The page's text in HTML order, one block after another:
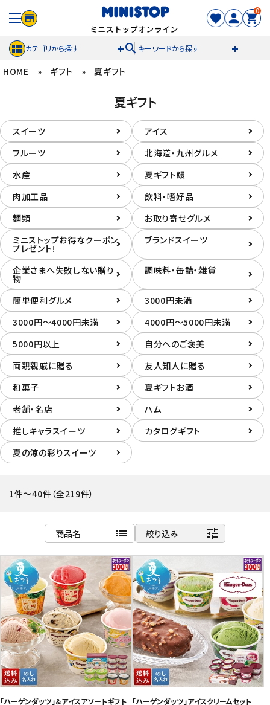
0
カテゴリから探す search キーワードから探す
ACCOUNT MENU
meeting_room person
セール商品
カテゴリから探す
冷凍食品
スイーツ
お菓子
飲料
酒類
日用品
ギフト
セール
フードロス
ご利用ガイド
お問い合わせ
特定商取引法表示について
プライバシーポリシー
利用規約
会社概要
HOME » ギフト » 夏ギフト
夏ギフト
スイーツ
アイス
フルーツ
北海道・九州グルメ
水産
夏ギフト鰻
肉加工品
飲料・嗜好品
麺類
お取り寄せグルメ
ミニストップお得なクーポン
プレゼント!
ブランドスイーツ
企業さまへ失敗しない贈り
物
調味料・缶詰・雑貨
簡単便利グルメ
3000円未満
3000円～4000円未満
4000円～5000円未満
5000円以上
自分へのご褒美
両親親戚に贈る
友人知人に贈る
和菓子
夏ギフトお酒
老舗・名店
ハム
推しキャラスイーツ
カタログギフト
夏の涼の彩りスイーツ
1件～40件（全219件）
商品名 list
商品名
新着順
発売日順
価格が安い
価格が高い
お気に入り登録数
絞り込み tune
「ハーゲンダッツ」＆アイスアソートギフト 「ハーゲンダッツ」アイスクリームセット